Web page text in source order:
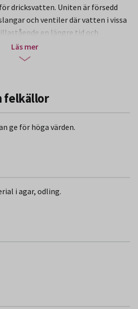
dricksvatten. Uniten är försedd
och ventiler där vatten i vissa
en längre tid och
är låg. Detta gör att
till och kan bilda biofilm. Vattnet
aerosoler som både patient och
riskerar att bli sjuk om uniten
hålla dricksvattenkvalitet för
Läs mer
felkällor
ge för höga värden.
i agar, odling.